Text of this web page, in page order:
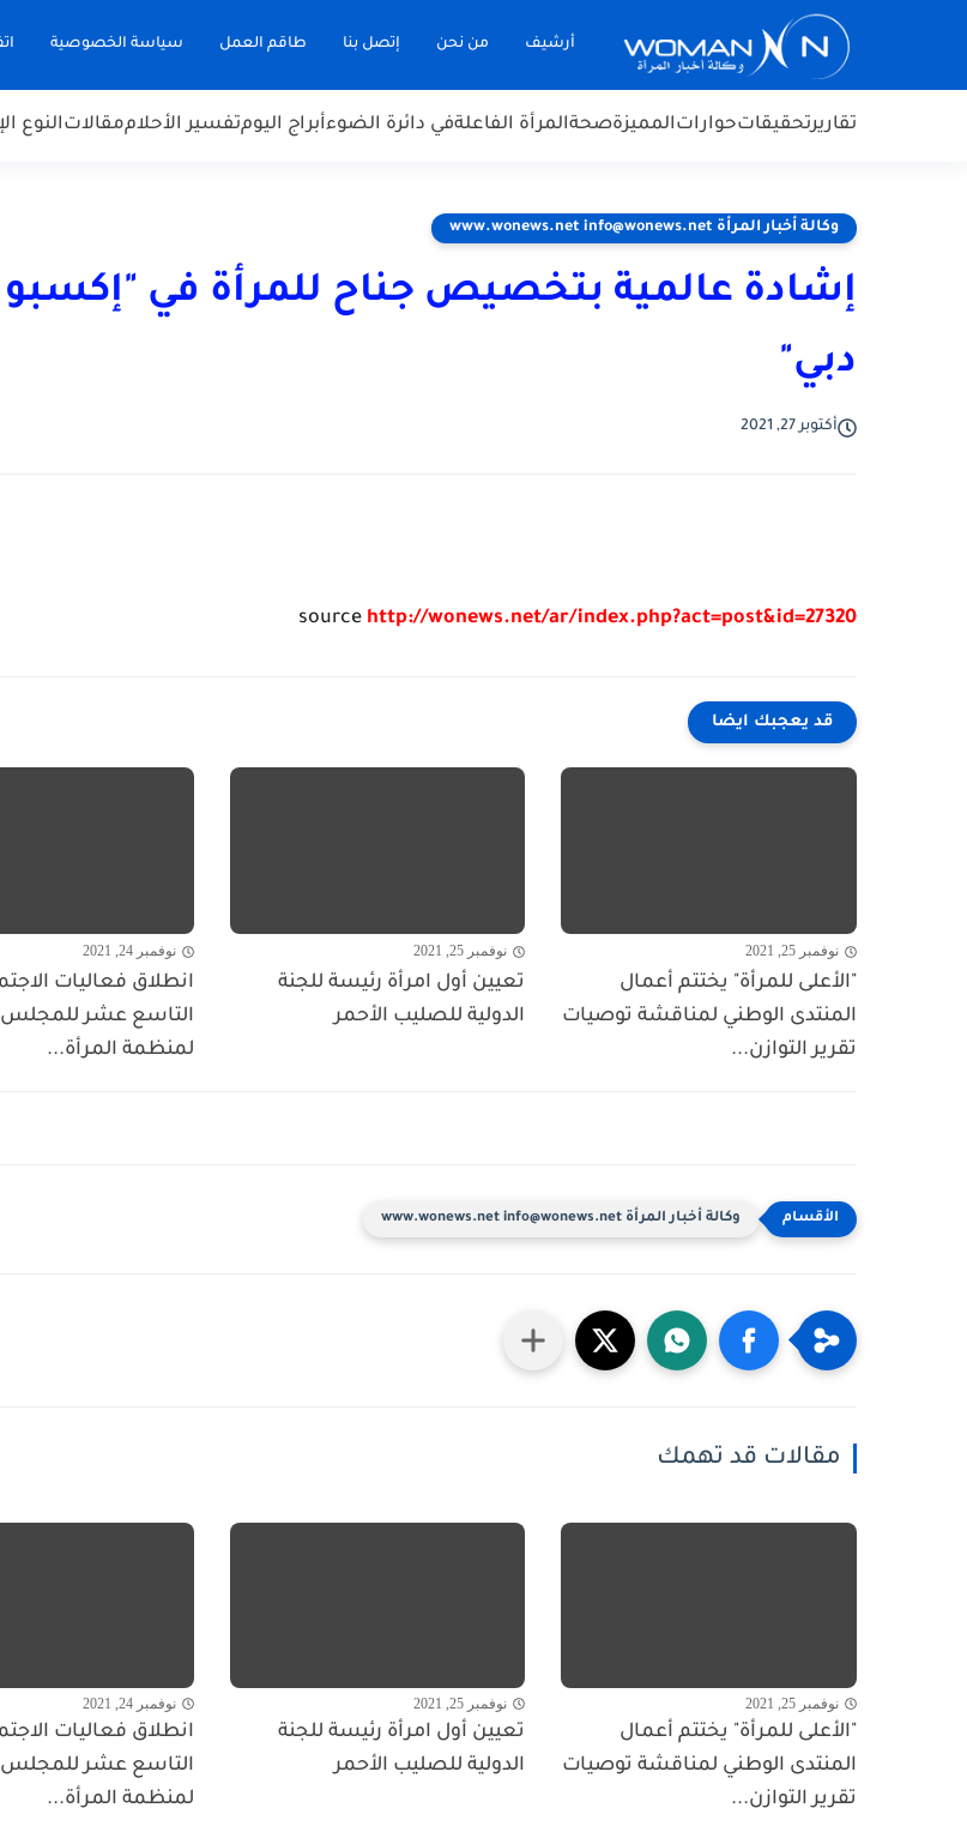
أرشيف من نحن إتصل بنا طاقم العمل سياسة الخصوصية
تقاريرتحقيقاتحواراتالمميزةصحةالمرأة الفاعلةفي دائرة الضوءأبراج اليومتفسير الأحلاممقالاتالنوع
وكالة أخبار المرأة www.wonews.net info@wonews.net
دبي"
أكتوبر 27, 2021
source http://wonews.net/ar/index.php?act=post&id=27320
قد يعجبك ايضا
نوفمبر 25, 2021
"الأعلى للمرأة" يختتم أعمال
المنتدى الوطني لمناقشة توصيات
تقرير التوازن...
نوفمبر 25, 2021
تعيين أول امرأة رئيسة للجنة
الدولية للصليب الأحمر
نوفمبر 24, 2021
انطلاق فعاليات
التاسع عشر للمجلس
لمنظمة المرأة...
وكالة أخبار المرأة www.wonews.net info@wonews.net
مقالات قد تهمك
نوفمبر 25, 2021
"الأعلى للمرأة" يختتم أعمال
المنتدى الوطني لمناقشة توصيات
تقرير التوازن...
نوفمبر 25, 2021
تعيين أول امرأة رئيسة للجنة
الدولية للصليب الأحمر
نوفمبر 24, 2021
انطلاق فعاليات
التاسع عشر للمجلس
لمنظمة المرأة...